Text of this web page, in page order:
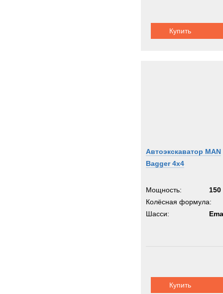
Купить
Автоэкскаватор MAN
Bagger 4x4
Мощность:
150
Колёсная формула:
Шасси:
Купить